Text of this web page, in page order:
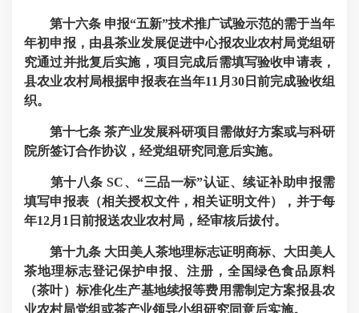
第十六条 申报“五新”技术推广试验示范的需于当年
年初申报，由县茶业发展促进中心报农业农村局党组研
究通过并批复后实施，项目完成后需填写验收申请表，
县农业农村局根据申报表在当年11月30日前完成验收组
织。
第十七条 茶产业发展科研项目需做好方案或与科研
院所签订合作协议，经党组研究同意后实施。
第十八条SC、“三品一标”认证、续证补助申报需
填写申报表（相关授权文件，相关证明文件），并于每
年12月1日前报送农业农村局，经审核后拔付。
第十九条 大田美人茶地理标志证明商标、大田美人
茶地理标志登记保护申报、注册，全国绿色食品原料
（茶叶）标准化生产基地续报等费用需制定方案报县农
业农村局党组或茶产业领导小组研究同意后实施。